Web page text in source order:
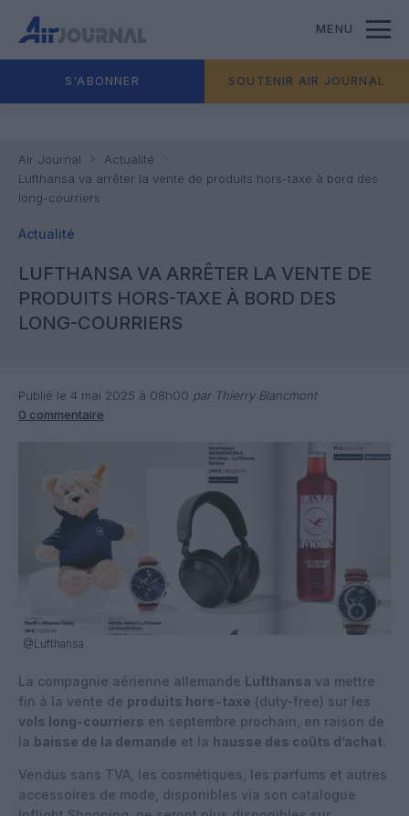
MENU
S'ABONNER SOUTENIR AIR JOURNAL
Air Journal
Actualité
Lufthansa va arrêter la vente de produits hors-taxe à bord des
long-courriers
Actualité
LUFTHANSA VA ARRÊTER LA VENTE DE
PRODUITS HORS-TAXE À BORD DES
LONG-COURRIERS
Publié le 4 mai 2025 à 08h00 par Thierry Blancmont
0 commentaire
@Lufthansa
La compagnie aérienne allemande Lufthansa va mettre
fin à la vente de produits hors-taxe (duty-free) sur les
vols long-courriers en septembre prochain, en raison de
la baisse de la demande et la hausse des coûts d’achat.
Vendus sans TVA, les cosmétiques, les parfums et autres
accessoires de mode, disponibles via son catalogue